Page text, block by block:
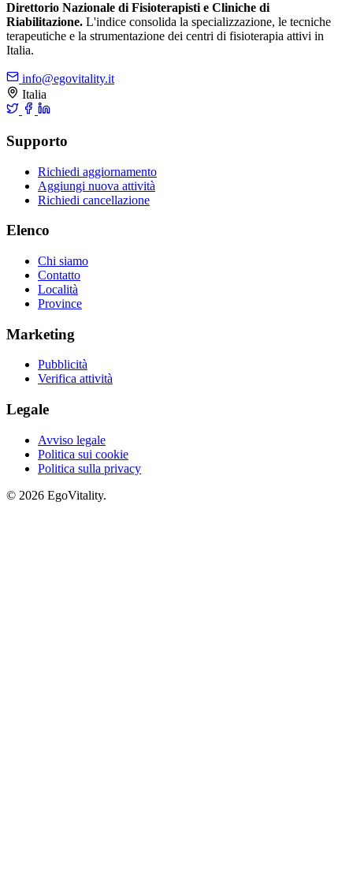
Direttorio Nazionale di Fisioterapisti e Cliniche di
Riabilitazione. L'indice consolida la specializzazione, le tecniche
terapeutiche e la strumentazione dei centri di fisioterapia attivi in
Italia.
info@egovitality.it
Italia
Supporto
Richiedi aggiornamento
Aggiungi nuova attività
Richiedi cancellazione
Elenco
Chi siamo
Contatto
Località
Province
Marketing
Pubblicità
Verifica attività
Legale
Avviso legale
Politica sui cookie
Politica sulla privacy
© 2026 EgoVitality.